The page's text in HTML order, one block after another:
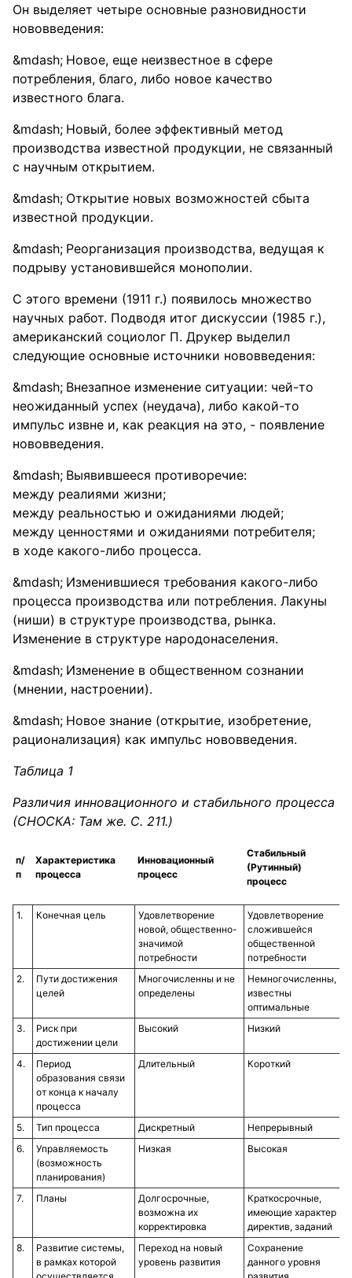
Он выделяет четыре основные разновидности
нововведения:
Новое, еще неизвестное в сфере
потребления, благо, либо новое качество
известного блага.
Новый, более эффективный метод
производства известной продукции, не связанный
с научным открытием.
Открытие новых возможностей сбыта
известной продукции.
Реорганизация производства, ведущая к
подрыву установившейся монополии.
С этого времени (1911 г.) появилось множество
научных работ. Подводя итог дискуссии (1985 г.),
американский социолог П. Друкер выделил
следующие основные источники нововведения:
Внезапное изменение ситуации: чей-то
неожиданный успех (неудача), либо какой-то
импульс извне и, как реакция на это, - появление
нововведения.
Выявившееся противоречие:
между реалиями жизни;
между реальностью и ожиданиями людей;
между ценностями и ожиданиями потребителя;
в ходе какого-либо процесса.
Изменившиеся требования какого-либо
процесса производства или потребления. Лакуны
(ниши) в структуре производства, рынка.
Изменение в структуре народонаселения.
Изменение в общественном сознании
(мнении, настроении).
Новое знание (открытие, изобретение,
рационализация) как импульс нововведения.
Таблица 1
Различия инновационного и стабильного процесса
(СНОСКА: Там же. С. 211.)
п/
п
Характеристика
процесса
Инновационный
процесс
Стабильный
(Рутинный)
процесс
1. Конечная цель
Удовлетворение
новой, общественно-
значимой
потребности
Удовлетворение
сложившейся
общественной
потребности
2.
Пути достижения
целей
Многочисленны и не
определены
Немногочисленны,
известны
оптимальные
3.
Риск при
достижении цели
Высокий Низкий
4.
Период
образования связи
от конца к началу
процесса
Длительный Короткий
5. Тип процесса Дискретный
Непрерывный
6.
Управляемость
(возможность
планирования)
Низкая Высокая
7. Планы
Долгосрочные,
возможна их
корректировка
Краткосрочные,
имеющие характер
директив, заданий
8.
Развитие системы,
в рамках которой
Переход на новый
уровень развития
Сохранение
данного уровня